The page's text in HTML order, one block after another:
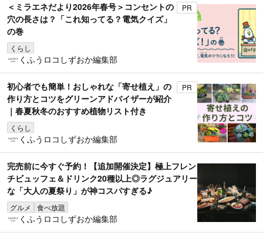
＜ミラエネだより2026年春号＞コンセントの
穴の長さは？「これ知ってる？電気クイズ」
の巻
くらし
PR
くふうロコしずおか編集部
初心者でも簡単！おしゃれな「寄せ植え」の
作り方とコツをグリーンアドバイザーが紹介
｜春夏秋冬のおすすめ植物リスト付き
くらし
PR
くふうロコしずおか編集部
完売前に今すぐ予約！【追加開催決定】極上フレン
チビュッフェ＆ドリンク20種以上◎ラグジュアリー
な「大人の夏祭り」が神コスパすぎる♪
グルメ 食べ放題
くふうロコしずおか編集部